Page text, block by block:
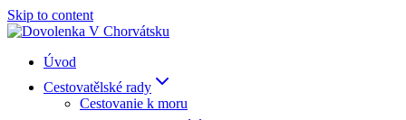
Skip to content
Úvod
Cestovatělské rady
Cestovanie k moru